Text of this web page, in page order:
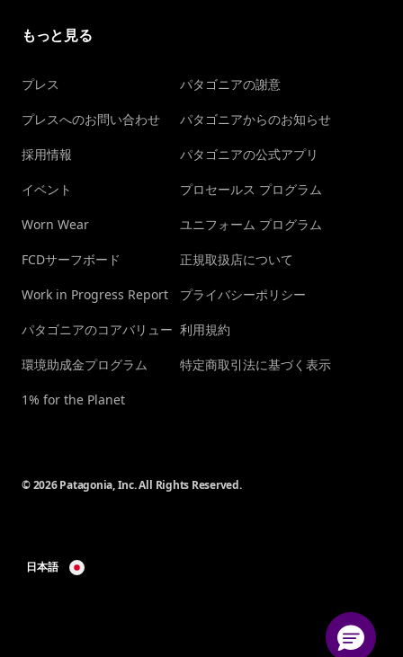
もっと見る
プレス
プレスへのお問い合わせ
採用情報
イベント
Worn Wear
FCDサーフボード
Work in Progress Report
パタゴニアのコアバリュー
環境助成金プログラム
1% for the Planet
パタゴニアの謝意
パタゴニアからのお知らせ
パタゴニアの公式アプリ
プロセールス プログラム
ユニフォーム プログラム
正規取扱店について
プライバシーポリシー
利用規約
特定商取引法に基づく表示
© 2026 Patagonia, Inc. All Rights Reserved.
日本語